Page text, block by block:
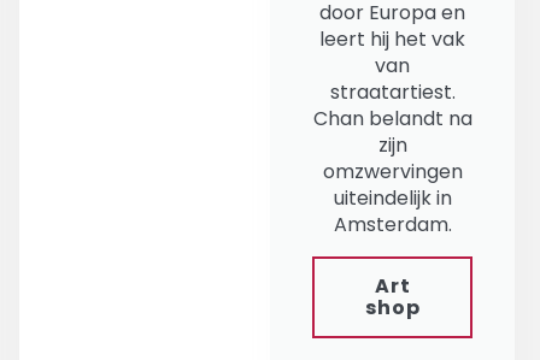
door Europa en
leert hij het vak
van
straatartiest.
Chan belandt na
zijn
omzwervingen
uiteindelijk in
Amsterdam.
Art
shop